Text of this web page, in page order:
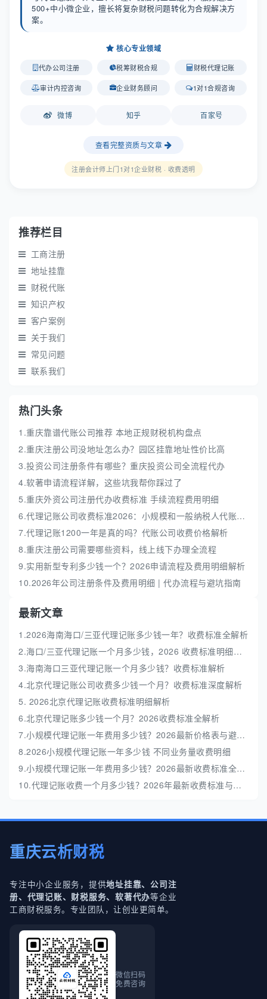
500+中小微企业，擅长将复杂财税问题转化为合规解决方
案。
核心专业领域
代办公司注册 税筹财税合规 财税代理记账
审计内控咨询 企业财务顾问 1对1合规咨询
微博 知乎 百家号
查看完整资质与文章
注册会计师上门1对1企业财税 · 收费透明
推荐栏目
工商注册
地址挂靠
财税代账
知识产权
客户案例
关于我们
常见问题
联系我们
热门头条
1.重庆靠谱代账公司推荐 本地正规财税机构盘点
2.重庆注册公司没地址怎么办？园区挂靠地址性价比高
3.投资公司注册条件有哪些？重庆投资公司全流程代办
4.软著申请流程详解，这些坑我帮你踩过了
5.重庆外资公司注册代办收费标准 手续流程费用明细
6.代理记账公司收费标准2026：小规模和一般纳税人代账费解析
7.代理记账1200一年是真的吗？代账公司收费价格解析
8.重庆注册公司需要哪些资料，线上线下办理全流程
9.实用新型专利多少钱一个？2026申请流程及费用明细解析
10.2026年公司注册条件及费用明细 | 代办流程与避坑指南
最新文章
1.2026海南海口/三亚代理记账多少钱一年？收费标准全解析
2.海口/三亚代理记账一个月多少钱，2026 收费标准明细解析
3.海南海口三亚代理记账一个月多少钱？收费标准解析
4.北京代理记账公司收费多少钱一个月？收费标准深度解析
5. 2026北京代理记账收费标准明细解析
6.北京代理记账多少钱一个月？2026收费标准全解析
7.小规模代理记账一年费用多少钱？2026最新价格表与避坑指南
8.2026小规模代理记账一年多少钱 不同业务量收费明细
9.小规模代理记账一年费用多少钱？2026最新收费标准全解析
10.代理记账收费一个月多少钱？2026年最新收费标准与避坑指南
重庆云析财税
专注中小企业服务，提供地址挂靠、公司注
册、代理记账、财税服务、软著代办等企业
工商财税服务。专业团队，让创业更简单。
微信扫码
免费咨询